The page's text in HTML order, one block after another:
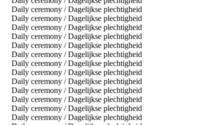
Daily ceremony / Dagelijkse plechtigheid
Daily ceremony / Dagelijkse plechtigheid
Daily ceremony / Dagelijkse plechtigheid
Daily ceremony / Dagelijkse plechtigheid
Daily ceremony / Dagelijkse plechtigheid
Daily ceremony / Dagelijkse plechtigheid
Daily ceremony / Dagelijkse plechtigheid
Daily ceremony / Dagelijkse plechtigheid
Daily ceremony / Dagelijkse plechtigheid
Daily ceremony / Dagelijkse plechtigheid
Daily ceremony / Dagelijkse plechtigheid
Daily ceremony / Dagelijkse plechtigheid
Daily ceremony / Dagelijkse plechtigheid